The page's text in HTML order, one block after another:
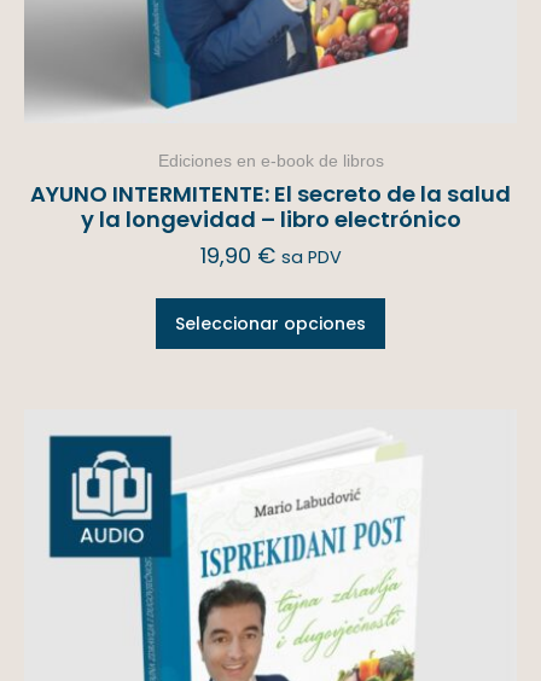
Ediciones en e-book de libros
AYUNO INTERMITENTE: El secreto de la salud
y la longevidad – libro electrónico
19,90 € sa PDV
Seleccionar opciones